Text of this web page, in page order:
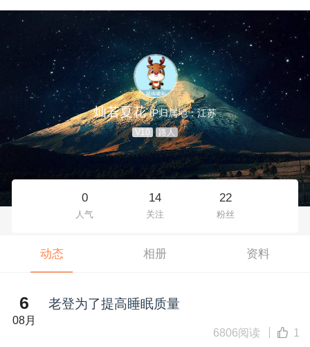
灿若夏花 IP归属地：江苏
V10 路人
0
人气
14
关注
22
粉丝
动态 相册 资料
6
08月
老登为了提高睡眠质量
6806阅读 1